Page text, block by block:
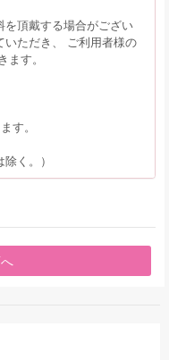
を頂戴する場合がござい
いただき、 ご利用者様の
す。
す。
く。）